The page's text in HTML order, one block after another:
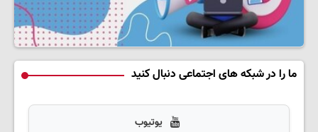
ما را در شبکه های اجتماعی دنبال کنید
یوتیوب